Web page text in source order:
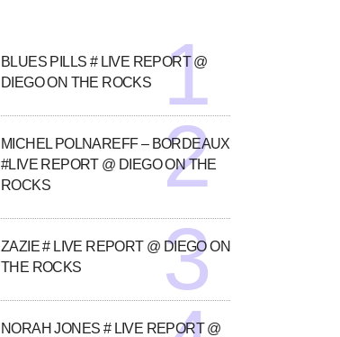
BLUES PILLS # LIVE REPORT @
DIEGO ON THE ROCKS
MICHEL POLNAREFF – BORDEAUX
#LIVE REPORT @ DIEGO ON THE
ROCKS
ZAZIE # LIVE REPORT @ DIEGO ON
THE ROCKS
NORAH JONES # LIVE REPORT @